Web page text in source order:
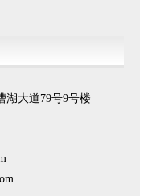
湖大道79号9号楼